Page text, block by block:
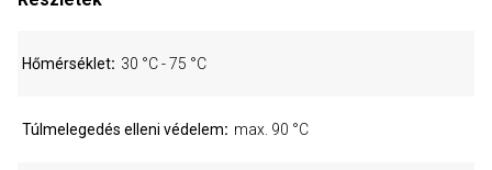
Hőmérséklet 30 °C - 75 °C
Túlmelegedés elleni védelem max. 90 °C